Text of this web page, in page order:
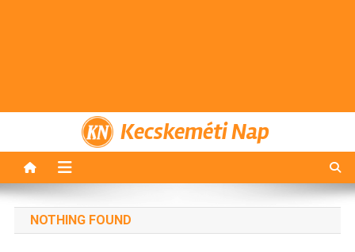
Kecskeméti Nap
NOTHING FOUND